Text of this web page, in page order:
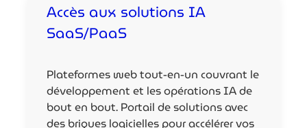
Accès aux solutions IA
SaaS/PaaS
Plateformes web tout-en-un couvrant le
développement et les opérations IA de
bout en bout. Portail de solutions avec
des briques logicielles pour accélérer vos